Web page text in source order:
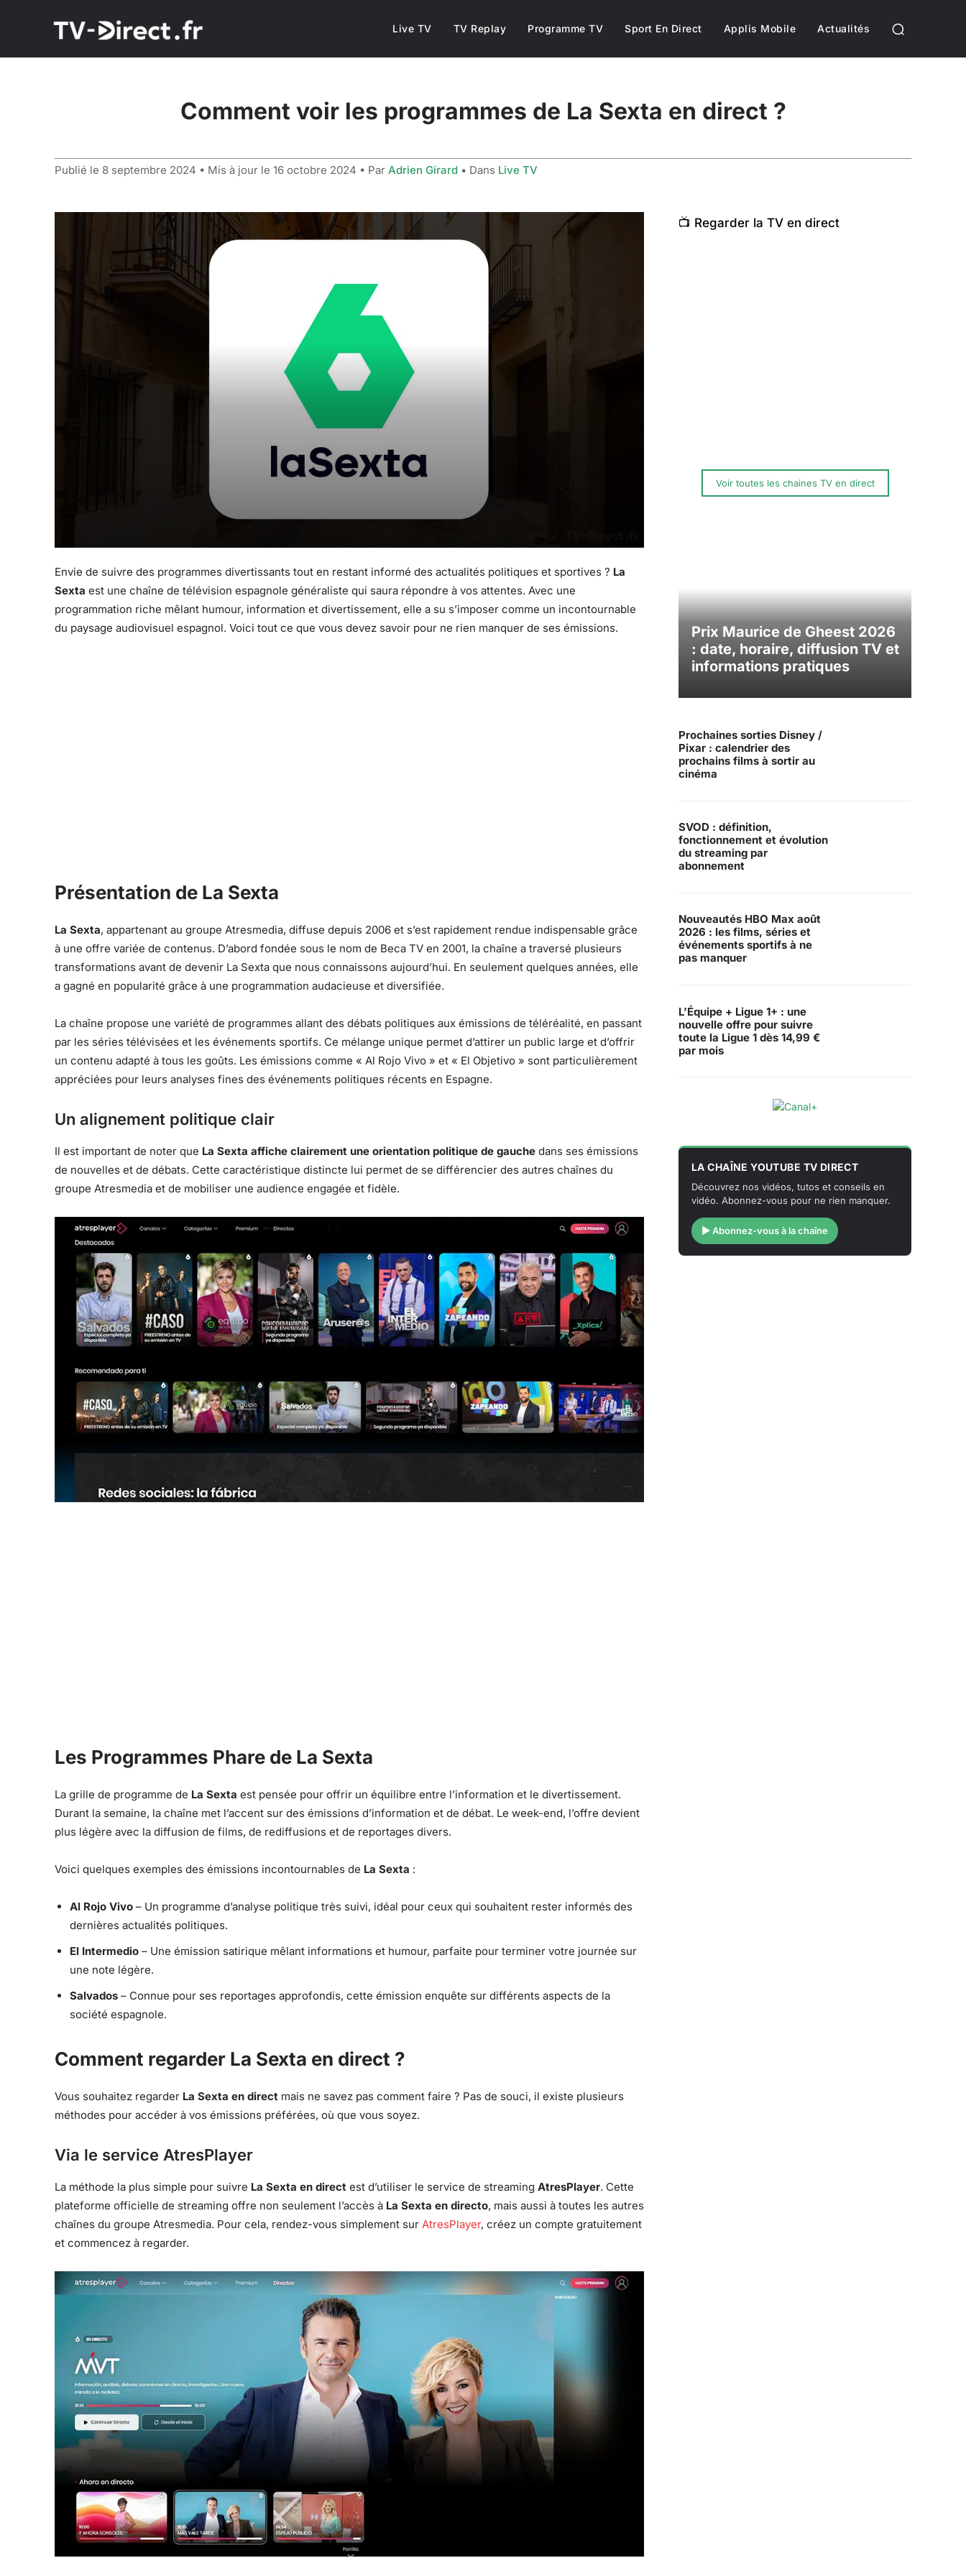
Live TV TV Replay Programme TV Sport En Direct Applis Mobile Actualités
Comment voir les programmes de La Sexta en direct ?
Publié le 8 septembre 2024 • Mis à jour le 16 octobre 2024 • Par Adrien Girard • Dans Live TV
Envie de suivre des programmes divertissants tout en restant informé des actualités politiques et sportives ? La
Sexta est une chaîne de télévision espagnole généraliste qui saura répondre à vos attentes. Avec une
programmation riche mêlant humour, information et divertissement, elle a su s’imposer comme un incontournable
du paysage audiovisuel espagnol. Voici tout ce que vous devez savoir pour ne rien manquer de ses émissions.
Présentation de La Sexta
La Sexta, appartenant au groupe Atresmedia, diffuse depuis 2006 et s’est rapidement rendue indispensable grâce
à une offre variée de contenus. D’abord fondée sous le nom de Beca TV en 2001, la chaîne a traversé plusieurs
transformations avant de devenir La Sexta que nous connaissons aujourd’hui. En seulement quelques années, elle
a gagné en popularité grâce à une programmation audacieuse et diversifiée.
La chaîne propose une variété de programmes allant des débats politiques aux émissions de téléréalité, en passant
par les séries télévisées et les événements sportifs. Ce mélange unique permet d’attirer un public large et d’offrir
un contenu adapté à tous les goûts. Les émissions comme « Al Rojo Vivo » et « El Objetivo » sont particulièrement
appréciées pour leurs analyses fines des événements politiques récents en Espagne.
Un alignement politique clair
Il est important de noter que La Sexta affiche clairement une orientation politique de gauche dans ses émissions
de nouvelles et de débats. Cette caractéristique distincte lui permet de se différencier des autres chaînes du
groupe Atresmedia et de mobiliser une audience engagée et fidèle.
Les Programmes Phare de La Sexta
La grille de programme de La Sexta est pensée pour offrir un équilibre entre l’information et le divertissement.
Durant la semaine, la chaîne met l’accent sur des émissions d’information et de débat. Le week-end, l’offre devient
plus légère avec la diffusion de films, de rediffusions et de reportages divers.
Voici quelques exemples des émissions incontournables de La Sexta :
Al Rojo Vivo – Un programme d’analyse politique très suivi, idéal pour ceux qui souhaitent rester informés des
dernières actualités politiques.
El Intermedio – Une émission satirique mêlant informations et humour, parfaite pour terminer votre journée sur
une note légère.
Salvados – Connue pour ses reportages approfondis, cette émission enquête sur différents aspects de la
société espagnole.
Comment regarder La Sexta en direct ?
Vous souhaitez regarder La Sexta en direct mais ne savez pas comment faire ? Pas de souci, il existe plusieurs
méthodes pour accéder à vos émissions préférées, où que vous soyez.
Via le service AtresPlayer
La méthode la plus simple pour suivre La Sexta en direct est d’utiliser le service de streaming AtresPlayer. Cette
plateforme officielle de streaming offre non seulement l’accès à La Sexta en directo, mais aussi à toutes les autres
chaînes du groupe Atresmedia. Pour cela, rendez-vous simplement sur AtresPlayer, créez un compte gratuitement
et commencez à regarder.
📺 Regarder la TV en direct
Voir toutes les chaines TV en direct
Prix Maurice de Gheest 2026
: date, horaire, diffusion TV et
informations pratiques
Prochaines sorties Disney /
Pixar : calendrier des
prochains films à sortir au
cinéma
SVOD : définition,
fonctionnement et évolution
du streaming par
abonnement
Nouveautés HBO Max août
2026 : les films, séries et
événements sportifs à ne
pas manquer
L’Équipe + Ligue 1+ : une
nouvelle offre pour suivre
toute la Ligue 1 dès 14,99 €
par mois
LA CHAÎNE YOUTUBE TV DIRECT
Découvrez nos vidéos, tutos et conseils en
vidéo. Abonnez-vous pour ne rien manquer.
▶ Abonnez-vous à la chaîne